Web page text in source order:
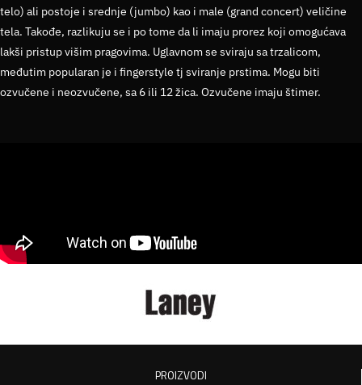
telo) ali postoje i srednje (jumbo) kao i male (grand concert) veličine
tela. Takođe, razlikuju se i po tome da li imaju prorez koji omogućava
lakši pristup višim pragovima. Uglavnom se sviraju sa trzalicom,
međutim popularan je i fingerstyle tj sviranje prstima. Mogu biti
ozvučene i neozvučene, sa 6 ili 12 žica. Ozvučene imaju štimer.
PROIZVODI